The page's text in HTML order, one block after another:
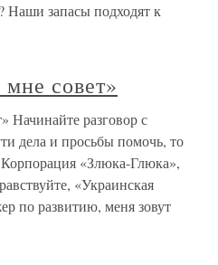
Наши запасы подходят к
совет»
Начинайте разговор с
дела и просьбы помочь, то
Корпорация «Злюка-Глюка»,
«Украинская
по развитию, меня зовут